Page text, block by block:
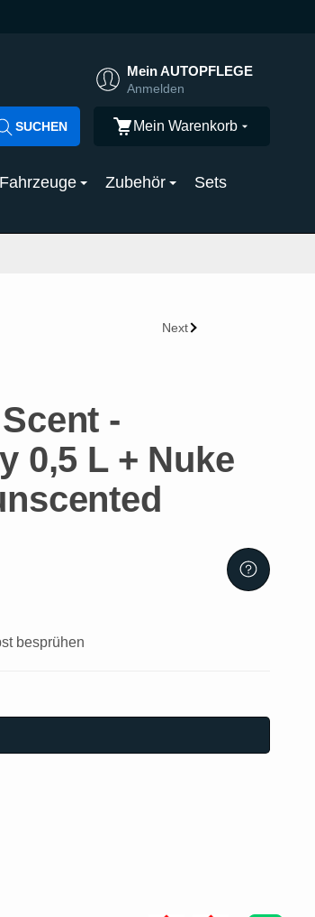
Mein AUTOPFLEGE
Anmelden
SUCHEN Mein Warenkorb
Zubehör
Sets
Next
-
0,5 L + Nuke
besprühen